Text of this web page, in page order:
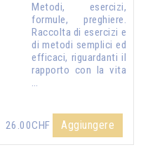
Metodi, esercizi,
formule, preghiere.
Raccolta di esercizi e
di metodi semplici ed
efficaci, riguardanti il
rapporto con la vita
…
26.00CHF Aggiungere